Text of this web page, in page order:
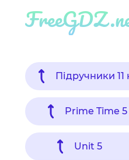
Підручники 11
Prime Time
Unit 5